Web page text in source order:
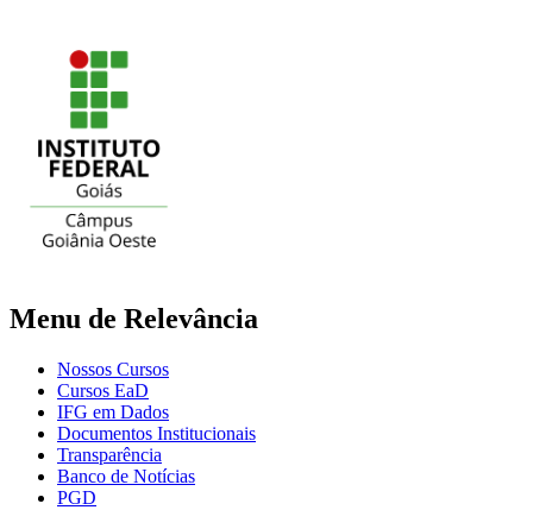
Menu de Relevância
Nossos Cursos
Cursos EaD
IFG em Dados
Documentos Institucionais
Transparência
Banco de Notícias
PGD